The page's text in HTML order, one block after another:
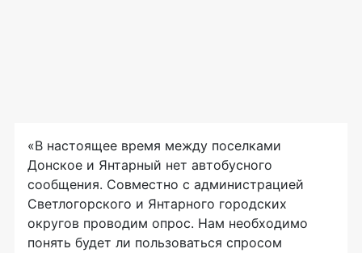
«В настоящее время между поселками
Донское и Янтарный нет автобусного
сообщения. Совместно с администрацией
Светлогорского и Янтарного городских
округов проводим опрос. Нам необходимо
понять будет ли пользоваться спросом